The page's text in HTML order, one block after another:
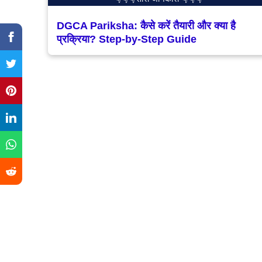
DGCA Pariksha: कैसे करें तैयारी और क्या है
प्रक्रिया? Step-by-Step Guide